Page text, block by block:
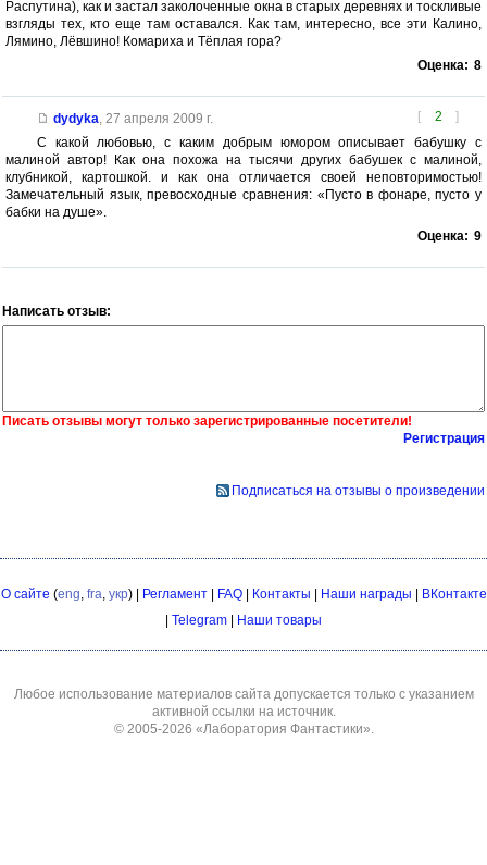
Распутина), как и застал заколоченные окна в старых деревнях и тоскливые
взгляды тех, кто еще там оставался. Как там, интересно, все эти Калино,
Лямино, Лёвшино! Комариха и Тёплая гора?
Оценка: 8
[ 2 ]
dydyka 27 апреля 2009 г.
С какой любовью, с каким добрым юмором описывает бабушку с
малиной автор! Как она похожа на тысячи других бабушек с малиной,
клубникой, картошкой. и как она отличается своей неповторимостью!
Замечательный язык, превосходные сравнения: «Пусто в фонаре, пусто у
бабки на душе».
Оценка: 9
Написать отзыв:
Писать отзывы могут только зарегистрированные посетители!
Регистрация
Подписаться на отзывы о произведении
О сайте (eng fra укр) | Регламент| FAQ| Контакты | Наши награды | ВКонтакте
| Telegram | Наши товары
Любое использование материалов сайта допускается только с указанием
активной ссылки на источник.
© 2005-2026 «Лаборатория Фантастики»